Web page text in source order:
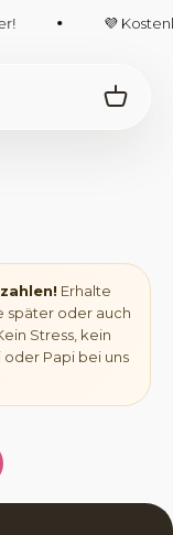
💜
Erhalte
später oder auch
Stress, kein
oder Papi bei uns